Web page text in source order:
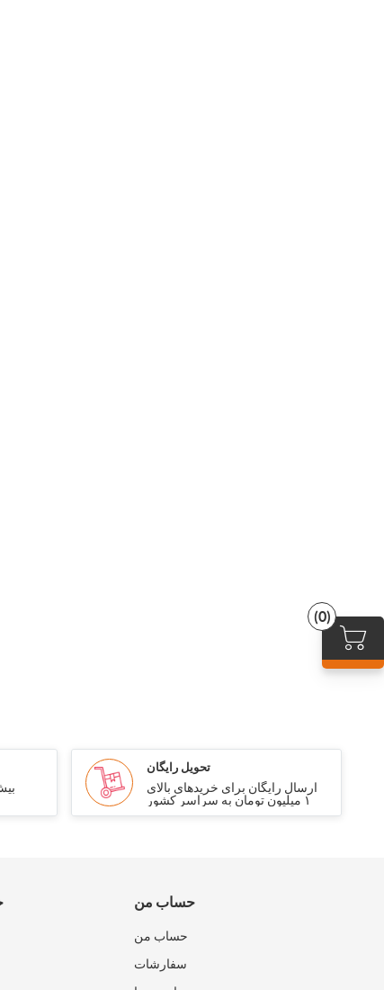
(0)
تحویل رایگان
ارسال رایگان برای خریدهای بالای
۱ میلیون تومان به سراسر کشور
حساب من
حساب من
سفارشات